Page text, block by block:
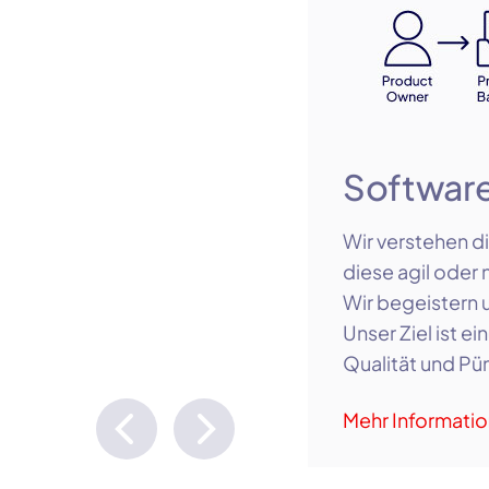
Wir verstehen
diese agil oder
Wir begeistern
Unser Ziel ist
Qualität und
Host/
Mehr